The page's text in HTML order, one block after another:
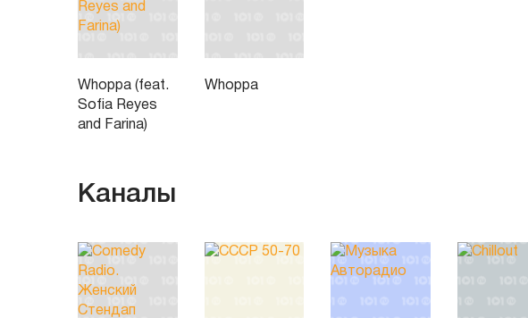
Whoppa (feat.
Sofia Reyes
and Farina)
Whoppa
Каналы